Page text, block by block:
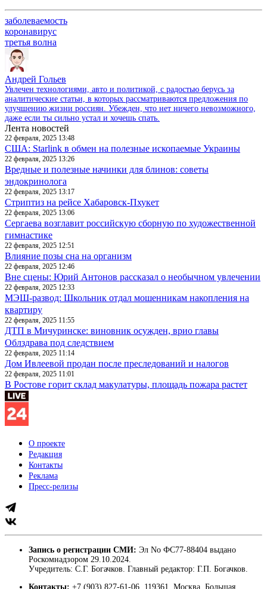
заболеваемость
коронавирус
третья волна
Андрей Гольев
Увлечен технологиями, авто и политикой, с радостью берусь за
аналитические статьи, в которых рассматриваются предложения по
улучшению жизни россиян. Убежден, что нет ничего невозможного,
даже если ты сильно устал и хочешь спать.
Лента новостей
22 февраля, 2025 13:48
США: Starlink в обмен на полезные ископаемые Украины
22 февраля, 2025 13:26
Вредные и полезные начинки для блинов: советы
эндокринолога
22 февраля, 2025 13:17
Стриптиз на рейсе Хабаровск-Пхукет
22 февраля, 2025 13:06
Сергаева возглавит российскую сборную по художественной
гимнастике
22 февраля, 2025 12:51
Влияние позы сна на организм
22 февраля, 2025 12:46
Вне сцены: Юрий Антонов рассказал о необычном увлечении
22 февраля, 2025 12:33
МЭШ-развод: Школьник отдал мошенникам накопления на
квартиру
22 февраля, 2025 11:55
ДТП в Мичуринске: виновник осужден, врио главы
Облздрава под следствием
22 февраля, 2025 11:14
Дом Ивлеевой продан после преследований и налогов
22 февраля, 2025 11:01
В Ростове горит склад макулатуры, площадь пожара растет
О проекте
Редакция
Контакты
Реклама
Пресс-релизы
Запись о регистрации СМИ: Эл No ФС77-88404 выдано
Роскомнадзором 29.10.2024.
Учредитель: С.Г. Богачков. Главный редактор: Г.П. Богачков.
Контакты: +7 (903) 827-61-06, 119361, Москва, Большая